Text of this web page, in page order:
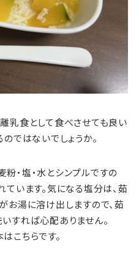
乳食として食べさせても良い
ではないでしょうか。
・塩・水とシンプルですの
ています。気になる塩分は、茹
お湯に溶け出しますので、茹
すれば心配ありません。
こちらです。